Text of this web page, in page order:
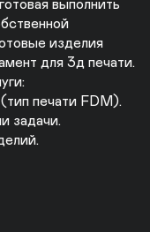
выполнить
изделия
для 3д печати.
печати FDM).
задачи.